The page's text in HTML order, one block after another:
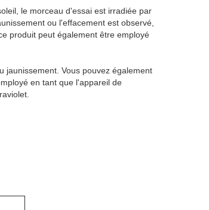
le morceau d'essai est irradiée par
ou l'effacement est observé,
produit peut également être employé
jaunissement. Vous pouvez également
en tant que l'appareil de